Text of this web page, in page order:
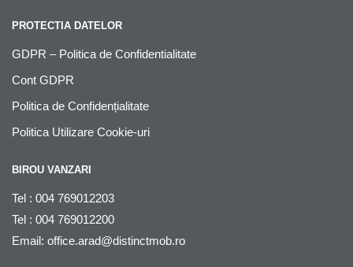
PROTECTIA DATELOR
GDPR – Politica de Confidentialitate
Cont GDPR
Politica de Confidențialitate
Politica Utilizare Cookie-uri
BIROU VANZARI
Tel : 004 769012203
Tel : 004 769012200
Email: office.arad@distinctmob.ro